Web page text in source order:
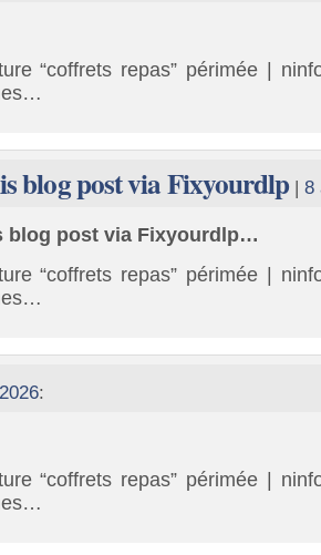
“coffrets repas” périmée |
blog post via Fixyourdlp|8
blog post via Fixyourdlp…
“coffrets repas” périmée |
:
“coffrets repas” périmée |